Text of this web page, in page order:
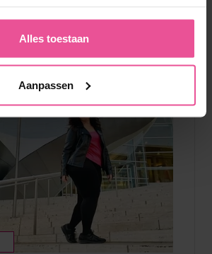
Alles toestaan
Aanpassen
119,90€